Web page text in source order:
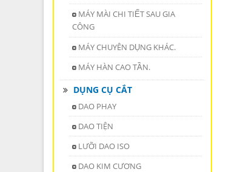
MÁY MÀI CHI TIẾT SAU GIA
CÔNG
MÁY CHUYÊN DỤNG KHÁC.
MÁY HÀN CAO TẦN.
DỤNG CỤ CẮT
DAO PHAY
DAO TIỆN
LƯỠI DAO ISO
DAO KIM CƯƠNG